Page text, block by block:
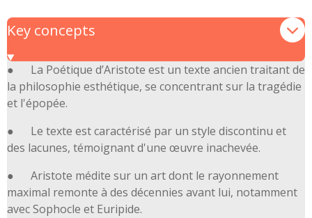
Key concepts
● La Poétique d’Aristote est un texte ancien traitant de
la philosophie esthétique, se concentrant sur la tragédie
et l'épopée.
● Le texte est caractérisé par un style discontinu et
des lacunes, témoignant d'une œuvre inachevée.
● Aristote médite sur un art dont le rayonnement
maximal remonte à des décennies avant lui, notamment
avec Sophocle et Euripide.